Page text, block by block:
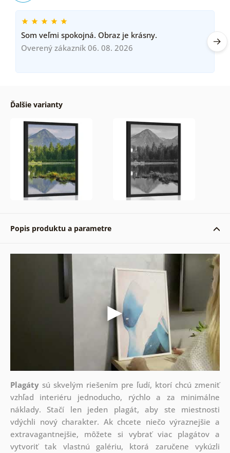
Som veľmi spokojná. Obraz je krásny.
Overený zákazník 06. 08. 2026
Ďalšie varianty
Popis produktu a parametre
Plagátysú skvelým riešením pre ľudí, ktorí chcú zmeniť
vzhľad interiéru jednoducho, rýchlo a za minimálne
náklady. Stačí len jeden plagát, aby ste miestnosti
vdýchli nový charakter. Ak chcete niečo výraznejšie a
extravagantnejšie, môžete si vybrať viac plagátov a
vytvoriť tak vlastnú galériu, ktorá zaručene vykúzli